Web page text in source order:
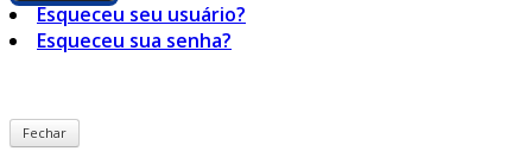
Esqueceu seu usuário?
Esqueceu sua senha?
Fechar